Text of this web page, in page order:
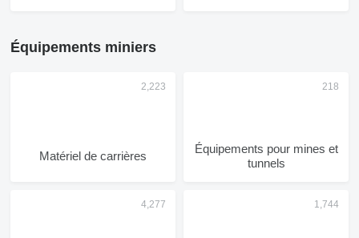
Équipements miniers
Matériel de carrières
Équipements pour mines et
tunnels